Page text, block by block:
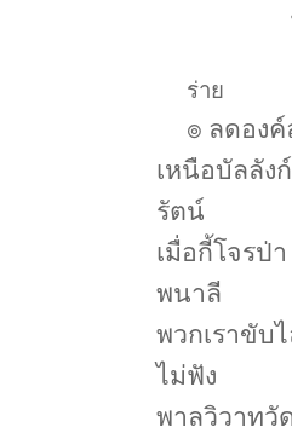
ร่าย
๏ ลดองค์
เหนือบัลลังก์
รัตน์
เมื่อกี้โจรป่า
พนาลี
พวกเราขับ
ไม่ฟัง
พาลวิวาทวั